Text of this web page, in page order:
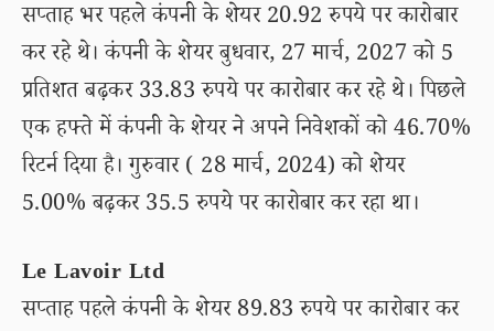
सप्ताह भर पहले कंपनी के शेयर 20.92 रुपये पर कारोबार
कर रहे थे। कंपनी के शेयर बुधवार, 27 मार्च, 2027 को 5
प्रतिशत बढ़कर 33.83 रुपये पर कारोबार कर रहे थे। पिछले
एक हफ्ते में कंपनी के शेयर ने अपने निवेशकों को 46.70%
रिटर्न दिया है। गुरुवार ( 28 मार्च, 2024) को शेयर
5.00% बढ़कर 35.5 रुपये पर कारोबार कर रहा था।
Le Lavoir Ltd
सप्ताह पहले कंपनी के शेयर 89.83 रुपये पर कारोबार कर